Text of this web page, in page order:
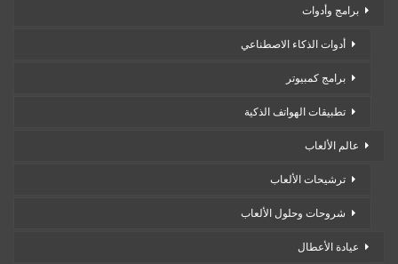
برامج وأدوات
أدوات الذكاء الاصطناعي
برامج كمبيوتر
تطبيقات الهواتف الذكية
عالم الألعاب
ترشيحات الألعاب
شروحات وحلول الألعاب
عيادة الأعطال